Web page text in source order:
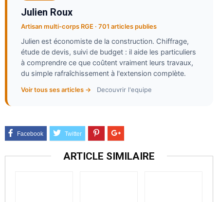
Julien Roux
Artisan multi-corps RGE · 701 articles publies
Julien est économiste de la construction. Chiffrage,
étude de devis, suivi de budget : il aide les particuliers
à comprendre ce que coûtent vraiment leurs travaux,
du simple rafraîchissement à l'extension complète.
Voir tous ses articles → Decouvrir l'equipe
ARTICLE SIMILAIRE